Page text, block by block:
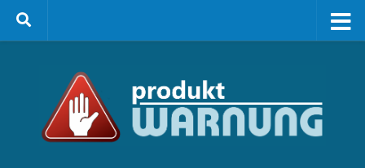
Zum Inhalt springen